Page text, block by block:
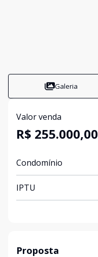
Galeria
Valor venda
R$ 255.000,00
Condomínio
IPTU
Proposta